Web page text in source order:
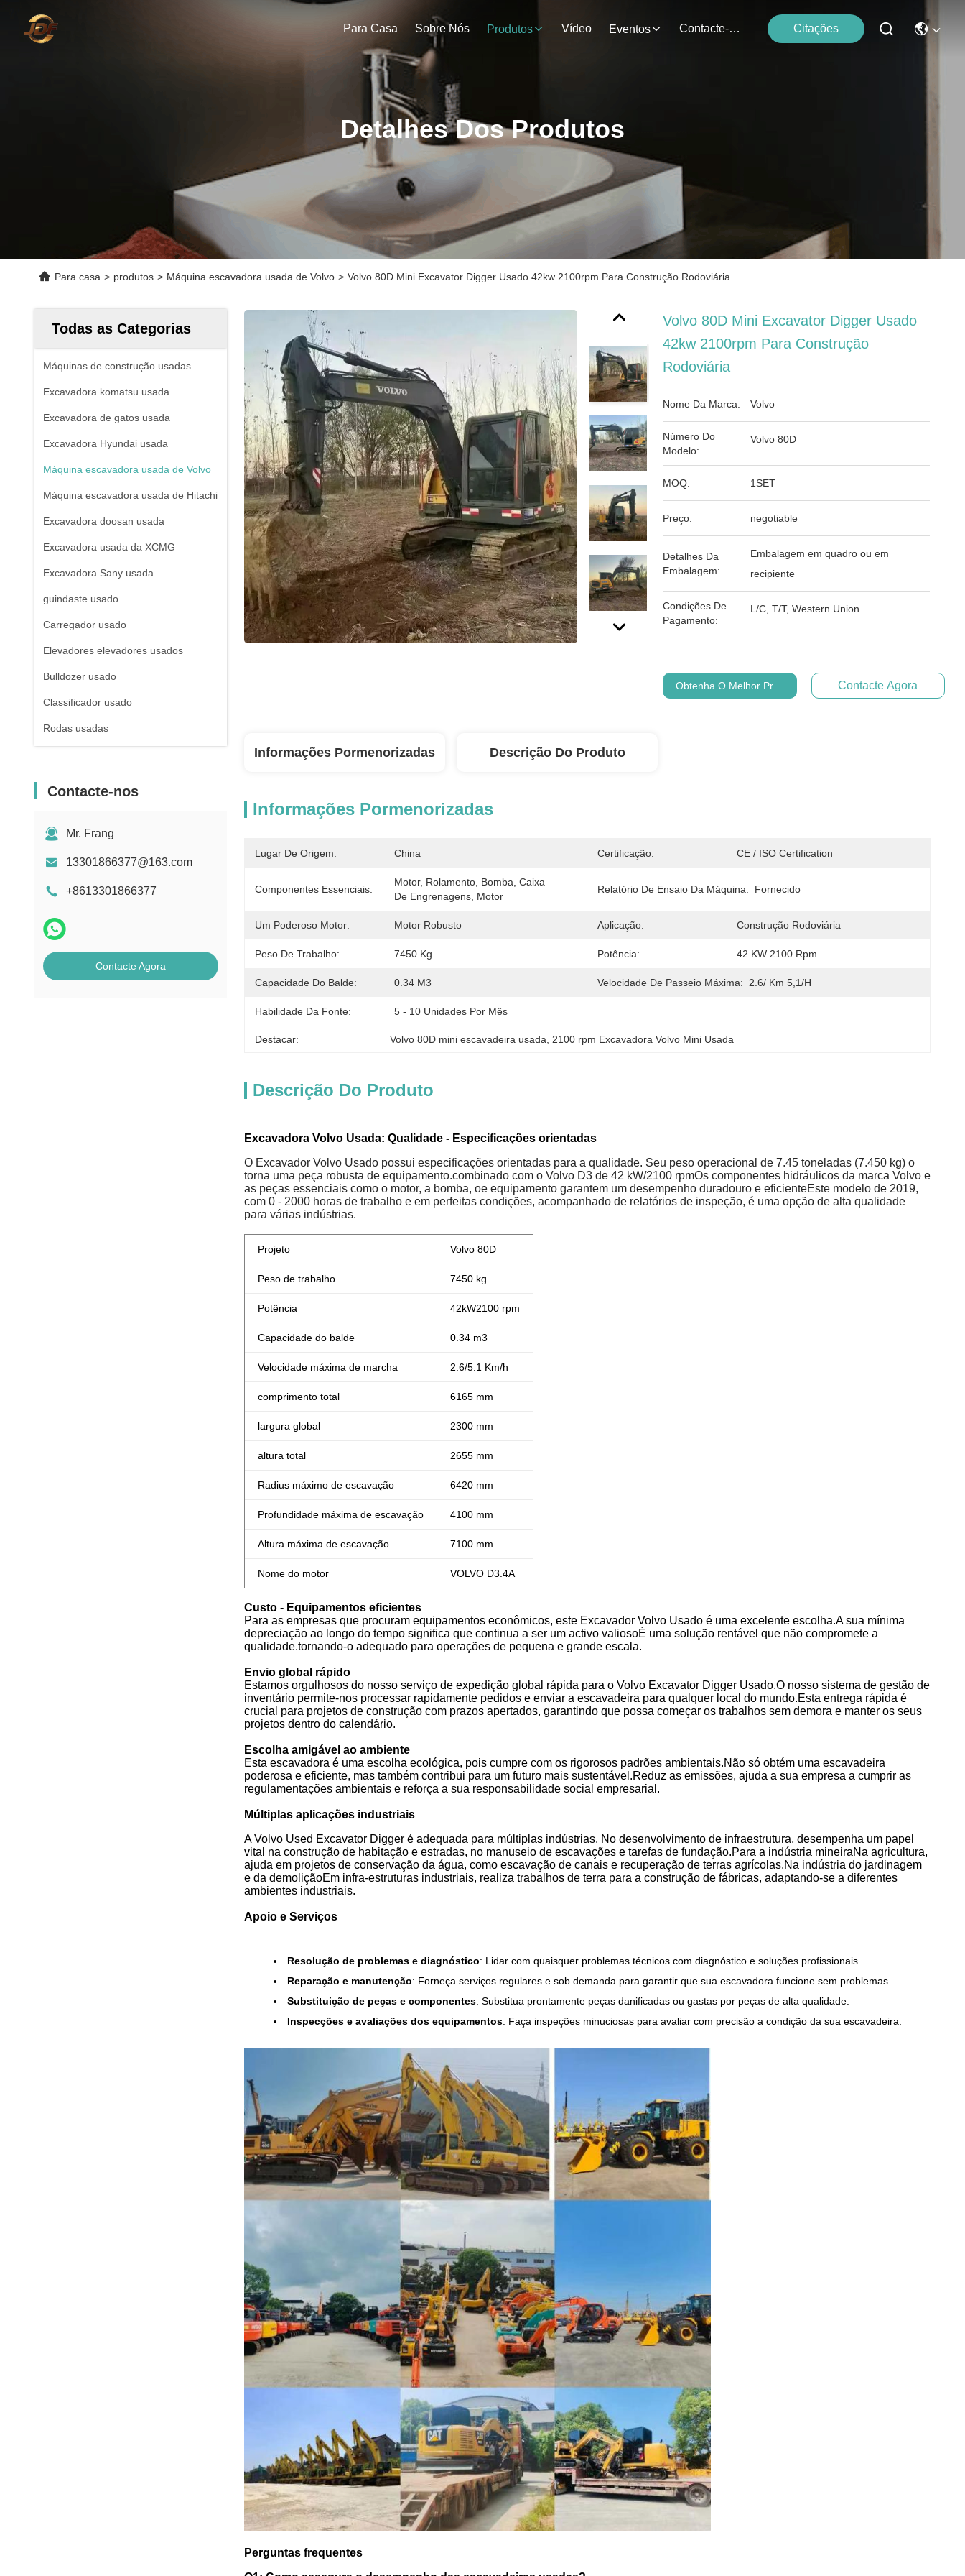
Para Casa Sobre Nós Produtos Vídeo Eventos Contacte-Nos Citações
Detalhes Dos Produtos
Para casa > produtos > Máquina escavadora usada de Volvo > Volvo 80D Mini Excavator Digger Usado 42kw 2100rpm Para Construção Rodoviária
Todas as Categorias
Máquinas de construção usadas
Excavadora komatsu usada
Excavadora de gatos usada
Excavadora Hyundai usada
Máquina escavadora usada de Volvo
Máquina escavadora usada de Hitachi
Excavadora doosan usada
Excavadora usada da XCMG
Excavadora Sany usada
guindaste usado
Carregador usado
Elevadores elevadores usados
Bulldozer usado
Classificador usado
Rodas usadas
Contacte-nos
Mr. Frang
13301866377@163.com
+8613301866377
Contacte Agora
Volvo 80D Mini Excavator Digger Usado
42kw 2100rpm Para Construção
Rodoviária
Nome Da Marca: Volvo
Número Do
Modelo:
Volvo 80D
MOQ: 1SET
Preço: negotiable
Detalhes Da
Embalagem:
Embalagem em quadro ou em
recipiente
Condições De
Pagamento:
L/C, T/T, Western Union
Obtenha O Melhor Preço Contacte Agora
Informações Pormenorizadas Descrição Do Produto
Informações Pormenorizadas
Lugar De Origem: China Certificação: CE / ISO Certification
Componentes Essenciais:
Motor, Rolamento, Bomba, Caixa
De Engrenagens, Motor
Relatório De Ensaio Da Máquina: Fornecido
Um Poderoso Motor: Motor Robusto Aplicação: Construção Rodoviária
Peso De Trabalho: 7450 Kg Potência: 42 KW 2100 Rpm
Capacidade Do Balde: 0.34 M3 Velocidade De Passeio Máxima: 2.6/ Km 5,1/h
Habilidade Da Fonte: 5 - 10 Unidades Por Mês
Destacar: Volvo 80D mini escavadeira usada 2100 rpm Excavadora Volvo Mini Usada
Descrição Do Produto
Excavadora Volvo Usada: Qualidade - Especificações orientadas
O Excavador Volvo Usado possui especificações orientadas para a qualidade. Seu peso operacional de 7.45 toneladas (7.450 kg) o
torna uma peça robusta de equipamento.combinado com o Volvo D3 de 42 kW/2100 rpmOs componentes hidráulicos da marca Volvo e
as peças essenciais como o motor, a bomba, oe equipamento garantem um desempenho duradouro e eficienteEste modelo de 2019,
com 0 - 2000 horas de trabalho e em perfeitas condições, acompanhado de relatórios de inspeção, é uma opção de alta qualidade
para várias indústrias.
Projeto Volvo 80D
Peso de trabalho 7450 kg
Potência 42kW2100 rpm
Capacidade do balde 0.34 m3
Velocidade máxima de marcha 2.6/5.1 Km/h
comprimento total 6165 mm
largura global 2300 mm
altura total 2655 mm
Radius máximo de escavação 6420 mm
Profundidade máxima de escavação 4100 mm
Altura máxima de escavação 7100 mm
Nome do motor VOLVO D3.4A
Custo - Equipamentos eficientes
Para as empresas que procuram equipamentos econômicos, este Excavador Volvo Usado é uma excelente escolha.A sua mínima
depreciação ao longo do tempo significa que continua a ser um activo valiosoÉ uma solução rentável que não compromete a
qualidade.tornando-o adequado para operações de pequena e grande escala.
Envio global rápido
Estamos orgulhosos do nosso serviço de expedição global rápida para o Volvo Excavator Digger Usado.O nosso sistema de gestão de
inventário permite-nos processar rapidamente pedidos e enviar a escavadeira para qualquer local do mundo.Esta entrega rápida é
crucial para projetos de construção com prazos apertados, garantindo que possa começar os trabalhos sem demora e manter os seus
projetos dentro do calendário.
Escolha amigável ao ambiente
Esta escavadora é uma escolha ecológica, pois cumpre com os rigorosos padrões ambientais.Não só obtém uma escavadeira
poderosa e eficiente, mas também contribui para um futuro mais sustentável.Reduz as emissões, ajuda a sua empresa a cumprir as
regulamentações ambientais e reforça a sua responsabilidade social empresarial.
Múltiplas aplicações industriais
A Volvo Used Excavator Digger é adequada para múltiplas indústrias. No desenvolvimento de infraestrutura, desempenha um papel
vital na construção de habitação e estradas, no manuseio de escavações e tarefas de fundação.Para a indústria mineiraNa agricultura,
ajuda em projetos de conservação da água, como escavação de canais e recuperação de terras agrícolas.Na indústria do jardinagem
e da demoliçãoEm infra-estruturas industriais, realiza trabalhos de terra para a construção de fábricas, adaptando-se a diferentes
ambientes industriais.
Apoio e Serviços
Resolução de problemas e diagnóstico: Lidar com quaisquer problemas técnicos com diagnóstico e soluções profissionais.
Reparação e manutenção: Forneça serviços regulares e sob demanda para garantir que sua escavadora funcione sem problemas.
Substituição de peças e componentes: Substitua prontamente peças danificadas ou gastas por peças de alta qualidade.
Inspecções e avaliações dos equipamentos: Faça inspeções minuciosas para avaliar com precisão a condição da sua escavadeira.
Perguntas frequentes